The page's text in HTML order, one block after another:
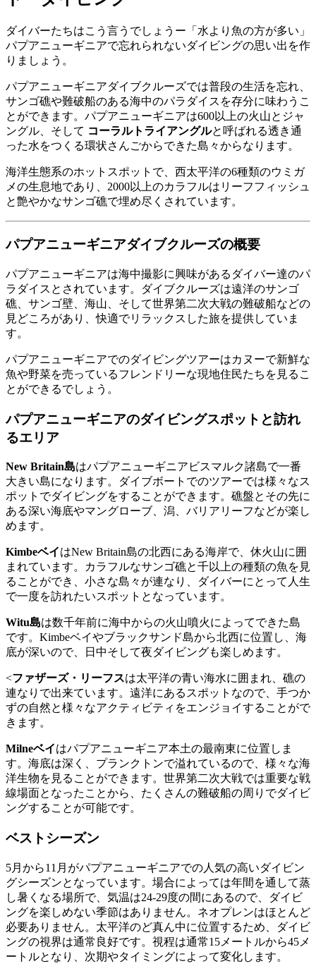
ダイバーたちはこう言うでしょうー「水より魚の方が多い」
パプアニューギニアで忘れられないダイビングの思い出を作
りましょう。
パプアニューギニアダイブクルーズでは普段の生活を忘れ、
サンゴ礁や難破船のある海中のパラダイスを存分に味わうこ
とができます。パプアニューギニアは600以上の火山とジャ
ングル、そして コーラルトライアングルと呼ばれる透き通
った水をつくる環状さんごからできた島々からなります。
海洋生態系のホットスポットで、西太平洋の6種類のウミガ
メの生息地であり、2000以上のカラフルはリーフフィッシュ
と艶やかなサンゴ礁で埋め尽くされています。
パプアニューギニアダイブクルーズの概要
パプアニューギニアは海中撮影に興味があるダイバー達のパ
ラダイスとされています。ダイブクルーズは遠洋のサンゴ
礁、サンゴ壁、海山、そして世界第二次大戦の難破船などの
見どころがあり、快適でリラックスした旅を提供していま
す。
パプアニューギニアでのダイビングツアーはカヌーで新鮮な
魚や野菜を売っているフレンドリーな現地住民たちを見るこ
とができるでしょう。
パプアニューギニアのダイビングスポットと訪れ
るエリア
New Britain島はパプアニューギニアビスマルク諸島で一番
大きい島になります。ダイブボートでのツアーでは様々なス
ポットでダイビングをすることができます。礁盤とその先に
ある深い海底やマングローブ、潟、バリアリーフなどが楽し
めます。
KimbeベイはNew Britain島の北西にある海岸で、休火山に囲
まれています。カラフルなサンゴ礁と千以上の種類の魚を見
ることができ、小さな島々が連なり、ダイバーにとって人生
で一度を訪れたいスポットとなっています。
Witu島は数千年前に海中からの火山噴火によってできた島
です。Kimbeベイやブラックサンド島から北西に位置し、海
底が深いので、日中そして夜ダイビングも楽しめます。
<ファザーズ・リーフスは太平洋の青い海水に囲まれ、礁の
連なりで出来ています。遠洋にあるスポットなので、手つか
ずの自然と様々なアクティビティをエンジョイすることがで
きます。
Milneベイはパプアニューギニア本土の最南東に位置しま
す。海底は深く、プランクトンで溢れているので、様々な海
洋生物を見ることができます。世界第二次大戦では重要な戦
線場面となったことから、たくさんの難破船の周りでダイビ
ングすることが可能です。
ベストシーズン
5月から11月がパプアニューギニアでの人気の高いダイビン
グシーズンとなっています。場合によっては年間を通して蒸
し暑くなる場所で、気温は24-29度の間にあるので、ダイビ
ングを楽しめない季節はありません。ネオプレンはほとんど
必要ありません。太平洋のど真ん中に位置するため、ダイビ
ングの視界は通常良好です。視程は通常15メートルから45メ
ートルとなり、次期やタイミングによって変化します。